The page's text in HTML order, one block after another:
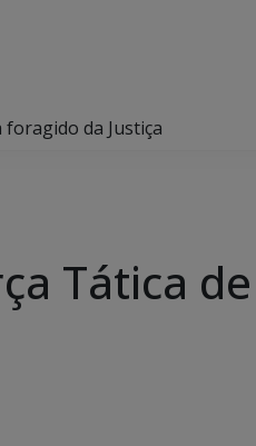
foragido da Justiça
Tática